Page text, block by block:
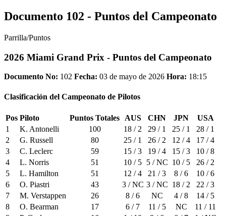
Documento 102 - Puntos del Campeonato
Parrilla/Puntos
2026 Miami Grand Prix - Puntos del Campeonato
Documento No: 102 Fecha: 03 de mayo de 2026 Hora: 18:15
Clasificación del Campeonato de Pilotos
Pos Piloto Puntos Totales AUS CHN JPN
USA
1
K. Antonelli 100 18 / 2 29 / 1 25 / 1
28 / 1
2
G. Russell 80 25 / 1 26 / 2 12 / 4
17 / 4
3
C. Leclerc 59 15 / 3 19 / 4 15 / 3
10 / 8
4
L. Norris 51 10 / 5 5 / NC 10 / 5
26 / 2
5
L. Hamilton 51 12 / 4 21 / 3 8 / 6
10 / 6
6
O. Piastri 43 3 / NC 3 / NC 18 / 2
22 / 3
7
M. Verstappen 26 8 / 6 NC 4 / 8
14 / 5
8
O. Bearman 17 6 / 7 11 / 5 NC
11 / 11